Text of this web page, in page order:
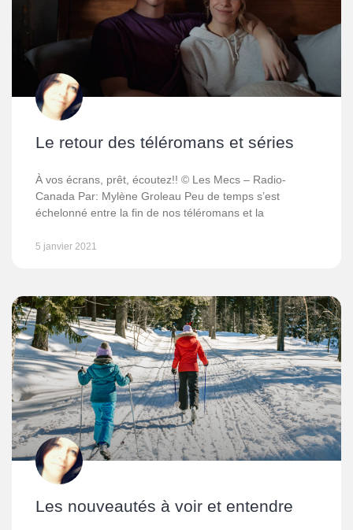
Le retour des téléromans et séries
À vos écrans, prêt, écoutez!! © Les Mecs – Radio-
Canada Par: Mylène Groleau Peu de temps s’est
échelonné entre la fin de nos téléromans et la
5 janvier 2021
Les nouveautés à voir et entendre